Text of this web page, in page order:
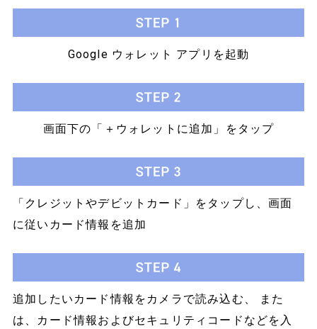
Google ウォレット アプリを起動
画面下の「＋ウォレットに追加」をタップ
「クレジットやデビットカード」をタップし、画面
に従いカード情報を追加
追加したいカード情報をカメラで読み込む、
また
は、カード情報およびセキュリティコードなどを入